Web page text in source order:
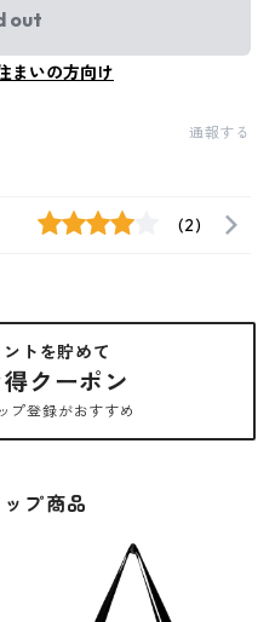
out
まいの方向け
通報する
(2)
トを貯めて
クーポン
プ登録がおすすめ
プ商品